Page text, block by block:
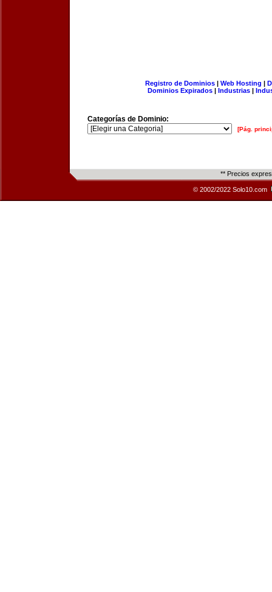
Registro de Dominios| Web Hosting |
Dominios Expirados | Industrias |
Categorías de Dominio:
[Pág.
** Precios
© 2002/2022 Solo10.com